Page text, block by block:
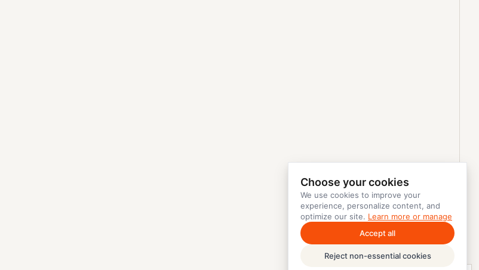
Choose your cookies
We use cookies to improve your
experience, personalize content, and
optimize our site. Learn more or manage
Accept all
Reject non-essential cookies